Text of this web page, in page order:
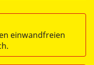
einwandfreien